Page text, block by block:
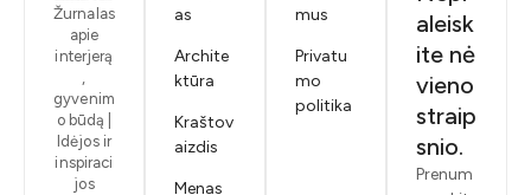
Žurnalas
apie
interjerą
,
gyvenim
o būdą |
Idėjos ir
inspiraci
jos
as
Archite
ktūra
Kraštov
aizdis
Menas
mus
Privatu
mo
politika
aleisk
ite nė
vieno
straip
snio.
Prenum